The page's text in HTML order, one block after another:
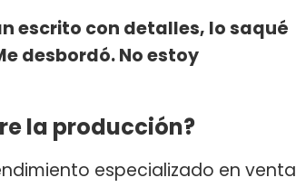
escrito con detalles, lo saqué
desbordó. No estoy
la producción?
especializado en venta